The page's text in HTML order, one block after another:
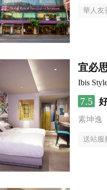
華人友
宜必
Ibis
7.5
素坤逸
送站服